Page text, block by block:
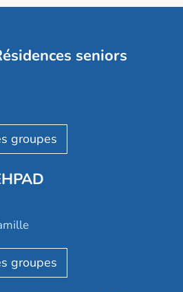
seniors